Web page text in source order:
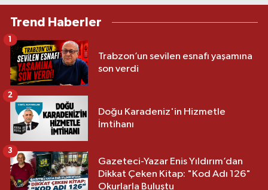
Trend Haberler
Trabzon’un sevilen esnafı yaşamına
son verdi
1
Doğu Karadeniz'in Hizmetle
İmtihanı
2
Gazeteci-Yazar Enis Yıldırım’dan
Dikkat Çeken Kitap: "Kod Adı 126"
Okurlarla Buluştu
3